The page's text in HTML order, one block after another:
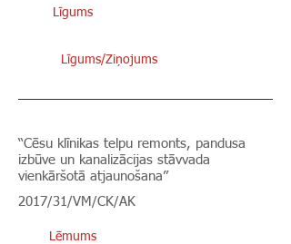
Līgums
Līgums/Ziņojums
“Cēsu klīnikas telpu remonts, pandusa
izbūve un kanalizācijas stāvvada
vienkāršotā atjaunošana”
2017/31/VM/CK/AK
Lēmums